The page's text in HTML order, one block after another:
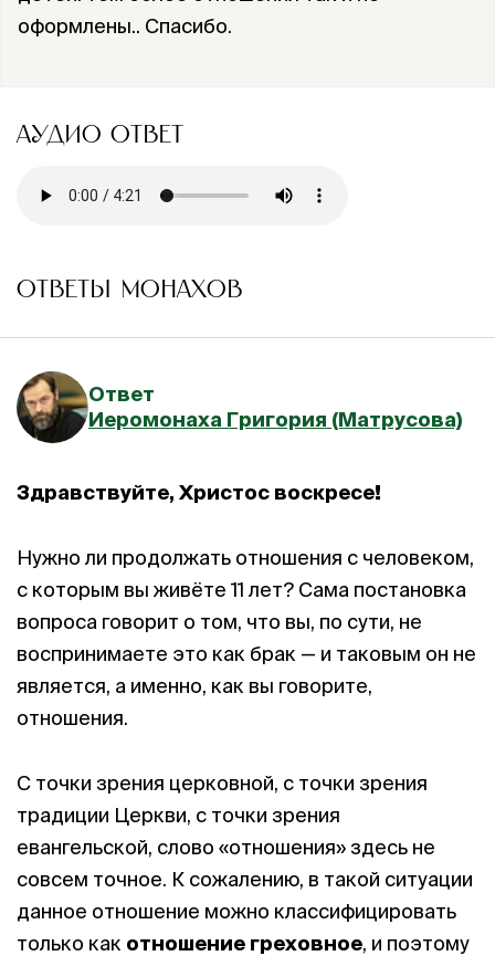
оформлены.. Спасибо.
АУДИО ОТВЕТ
ОТВЕТЫ МОНАХОВ
Ответ
Иеромонаха Григория (Матрусова)
Здравствуйте, Христос воскресе!
Нужно ли продолжать отношения с человеком,
с которым вы живёте 11 лет? Сама постановка
вопроса говорит о том, что вы, по сути, не
воспринимаете это как брак — и таковым он не
является, а именно, как вы говорите,
отношения.
С точки зрения церковной, с точки зрения
традиции Церкви, с точки зрения
евангельской, слово «отношения» здесь не
совсем точное. К сожалению, в такой ситуации
данное отношение можно классифицировать
только как отношение греховное, и поэтому